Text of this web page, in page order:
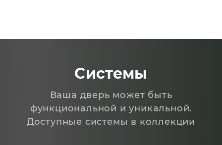
Системы
Ваша дверь может быть
функциональной и уникальной.
Доступные системы в коллекции